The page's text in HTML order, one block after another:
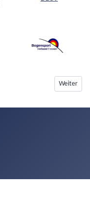
Nächster
Weiter